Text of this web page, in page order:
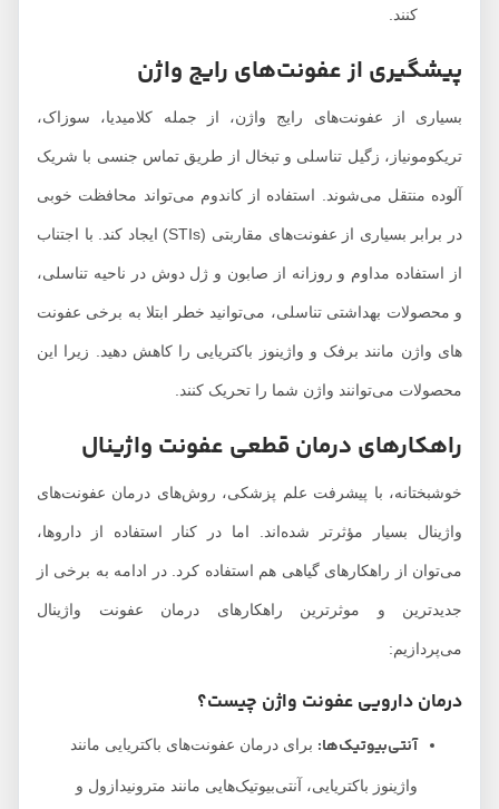
پیشگیری از عفونت‌های رایج واژن
بسیاری از عفونت‌های رایج واژن، از جمله کلامیدیا، سوزاک،
تریکومونیاز، زگیل تناسلی و تبخال از طریق تماس جنسی با شریک
آلوده منتقل می‌شوند. استفاده از کاندوم می‌تواند محافظت خوبی
در برابر بسیاری از عفونت‌های مقاربتی (STIs) ایجاد کند. با اجتناب
از استفاده مداوم و روزانه از صابون و ژل دوش در ناحیه تناسلی،
و محصولات بهداشتی تناسلی، می‌توانید خطر ابتلا به برخی عفونت
های واژن مانند برفک و واژینوز باکتریایی را کاهش دهید. زیرا این
محصولات می‌توانند واژن شما را تحریک کنند.
راهکارهای درمان قطعی عفونت واژینال
خوشبختانه، با پیشرفت علم پزشکی، روش‌های درمان عفونت‌های
واژینال بسیار مؤثرتر شده‌اند. اما در کنار استفاده از داروها،
می‌توان از راهکارهای گیاهی هم استفاده کرد. در ادامه به برخی از
جدیدترین و موثرترین راهکارهای درمان عفونت واژینال
می‌پردازیم:
درمان دارویی عفونت واژن چیست؟
آنتی‌بیوتیک‌ها:برای درمان عفونت‌های باکتریایی مانند
واژینوز باکتریایی، آنتی‌بیوتیک‌هایی مانند مترونیدازول و